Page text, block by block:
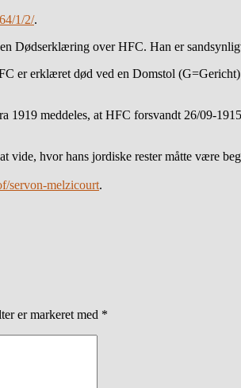
1/2/.
Dødserklæring over HFC. Han er
er erklæret død ved en Domstol
1919 meddeles, at HFC forsvandt 26/09-
vide, hvor hans jordiske rester måtte være
servon-melzicourt.
er markeret med *